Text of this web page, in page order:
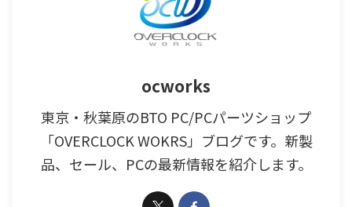
ocworks
東京・秋葉原のBTO PC/PCパーツショップ
「OVERCLOCK WOKRS」ブログです。新製
品、セール、PCの最新情報を紹介します。